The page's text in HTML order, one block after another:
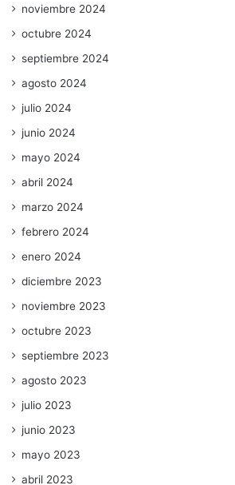
noviembre 2024
octubre 2024
septiembre 2024
agosto 2024
julio 2024
junio 2024
mayo 2024
abril 2024
marzo 2024
febrero 2024
enero 2024
diciembre 2023
noviembre 2023
octubre 2023
septiembre 2023
agosto 2023
julio 2023
junio 2023
mayo 2023
abril 2023